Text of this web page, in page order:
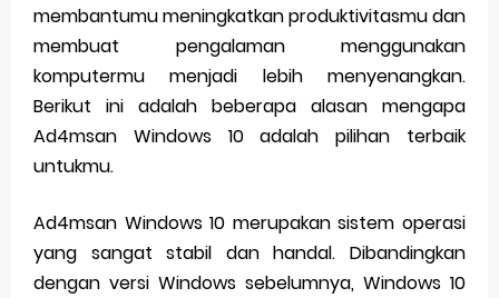
membantumu meningkatkan produktivitasmu dan
membuat pengalaman menggunakan
komputermu menjadi lebih menyenangkan.
Berikut ini adalah beberapa alasan mengapa
Ad4msan Windows 10 adalah pilihan terbaik
untukmu.
Ad4msan Windows 10 merupakan sistem operasi
yang sangat stabil dan handal. Dibandingkan
dengan versi Windows sebelumnya, Windows 10